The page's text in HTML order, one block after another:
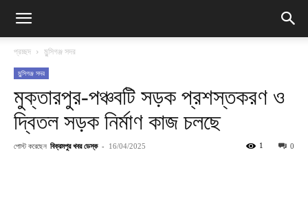
প্রচ্ছদ মুন্সিগঞ্জ সদর
মুন্সিগঞ্জ সদর
মুক্তারপুর-পঞ্চবটি সড়ক প্রশস্তকরণ ও
দ্বিতল সড়ক নির্মাণ কাজ চলছে
পোস্ট করেছেন বিক্রমপুর খবর ডেস্ক - 16/04/2025 0
1